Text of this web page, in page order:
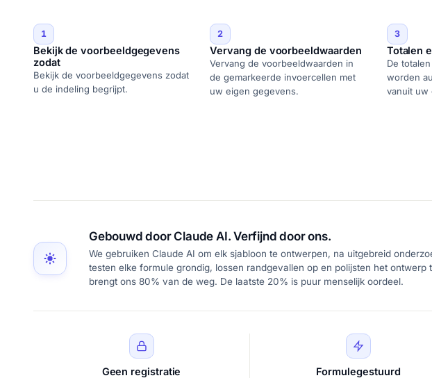
1
Bekijk de voorbeeldgegevens
zodat
Bekijk de voorbeeldgegevens zodat
u de indeling begrijpt.
2
Vervang de voorbeeldwaarden
Vervang de voorbeeldwaarden in
de gemarkeerde invoercellen met
uw eigen gegevens.
3
Totalen
De
worden
vanuit uw
Gebouwd door Claude AI. Verfijnd door ons.
We gebruiken Claude AI om elk sjabloon te ontwerpen, na uitgebreid
testen elke formule grondig, lossen randgevallen op en polijsten het
brengt ons 80% van de weg. De laatste 20% is puur menselijk oordeel.
Geen registratie Formulegestuurd